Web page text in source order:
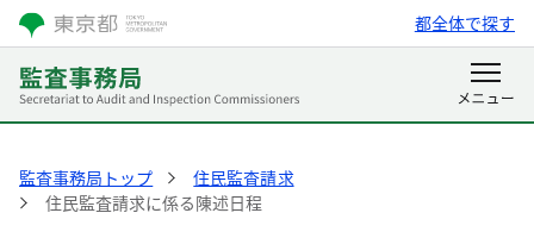
都全体で探す
監査事務局トップ
住民監査請求
住民監査請求に係る陳述日程